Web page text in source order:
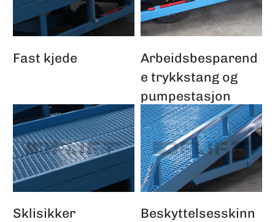
Fast kjede
Arbeidsbesparend
e trykkstang og
pumpestasjon
Sklisikker
Beskyttelsesskinn